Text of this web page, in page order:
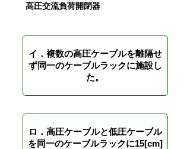
高圧交流負荷開閉器
イ．複数の高圧ケーブルを離隔せ
ず同一のケーブルラックに施設し
た。
ロ．高圧ケーブルと低圧ケーブル
を同一のケーブルラックに15[cm]